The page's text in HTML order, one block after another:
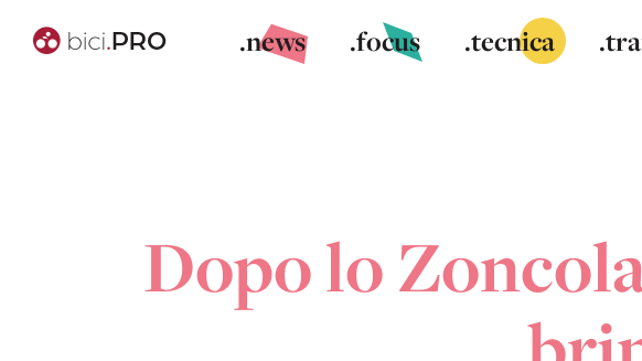
.news .focus .tecnica
Dopo lo